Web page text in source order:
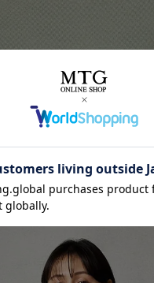
シルエットで快適な寝心
ても気にならないようなシル